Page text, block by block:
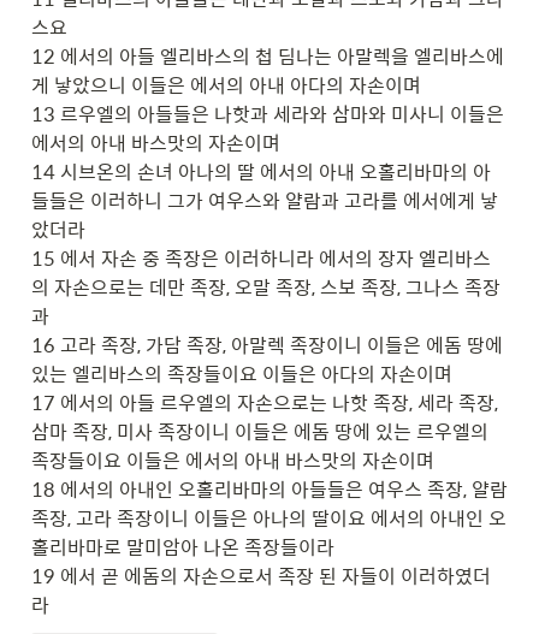
스요
12 에서의 아들 엘리바스의 첩 딤나는 아말렉을 엘리바스에
게 낳았으니 이들은 에서의 아내 아다의 자손이며
13 르우엘의 아들들은 나핫과 세라와 삼마와 미사니 이들은
에서의 아내 바스맛의 자손이며
14 시브온의 손녀 아나의 딸 에서의 아내 오홀리바마의 아
들들은 이러하니 그가 여우스와 얄람과 고라를 에서에게 낳
았더라
15 에서 자손 중 족장은 이러하니라 에서의 장자 엘리바스
의 자손으로는 데만 족장, 오말 족장, 스보 족장, 그나스 족장
과
16 고라 족장, 가담 족장, 아말렉 족장이니 이들은 에돔 땅에
있는 엘리바스의 족장들이요 이들은 아다의 자손이며
17 에서의 아들 르우엘의 자손으로는 나핫 족장, 세라 족장,
삼마 족장, 미사 족장이니 이들은 에돔 땅에 있는 르우엘의
족장들이요 이들은 에서의 아내 바스맛의 자손이며
18 에서의 아내인 오홀리바마의 아들들은 여우스 족장, 얄람
족장, 고라 족장이니 이들은 아나의 딸이요 에서의 아내인 오
홀리바마로 말미암아 나온 족장들이라
19 에서 곧 에돔의 자손으로서 족장 된 자들이 이러하였더
라